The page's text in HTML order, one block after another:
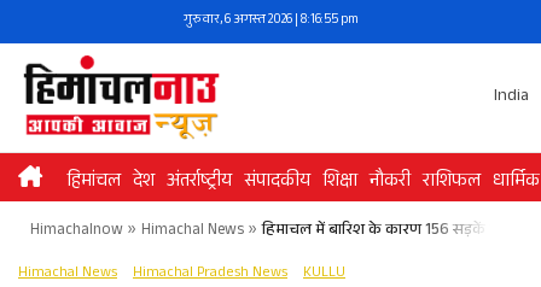
to
content
गुरुवार, 6 अगस्त 2026 | 8:16:55 pm
India
हिमांचल देश अंतर्राष्ट्रीय संपादकीय शिक्षा नौकरी राशिफल धार्मिक
Himachalnow» Himachal News» हिमाचल में बारिश के कारण 156 सड़कें बाधित
Himachal News Himachal Pradesh News KULLU